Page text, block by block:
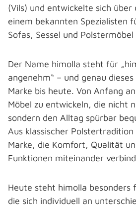
(Vils) und entwickelte sich über
einem bekannten Spezialisten
Sofas, Sessel und
Der Name himolla steht für
angenehm“ – und genau
Marke bis heute. Von Anfang
Möbel zu entwickeln, die nicht
sondern den Alltag spürbar
Aus klassischer
Marke, die Komfort, Qualität
Funktionen miteinander
Heute steht himolla besonders
die sich individuell an